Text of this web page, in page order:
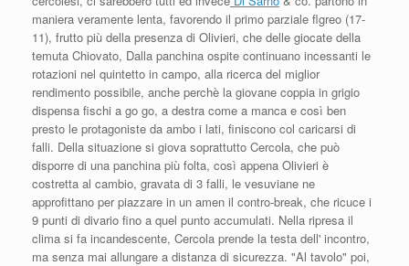
maniera veramente lenta, favorendo il primo parziale flgreo (17-
11), frutto più della presenza di Olivieri, che delle giocate della
temuta Chiovato, Dalla panchina ospite continuano incessanti le
rotazioni nel quintetto in campo, alla ricerca del miglior
rendimento possibile, anche perchè la giovane coppia in grigio
dispensa fischi a go go, a destra come a manca e così ben
presto le protagoniste da ambo i lati, finiscono col caricarsi di
falli. Della situazione si giova soprattutto Cercola, che può
disporre di una panchina più folta, così appena Olivieri è
costretta al cambio, gravata di 3 falli, le vesuviane ne
approfittano per piazzare in un amen il contro-break, che ricuce i
9 punti di divario fino a quel punto accumulati. Nella ripresa il
clima si fa incandescente, Cercola prende la testa dell' incontro,
ma senza mai allungare a distanza di sicurezza. "Al tavolo" poi,